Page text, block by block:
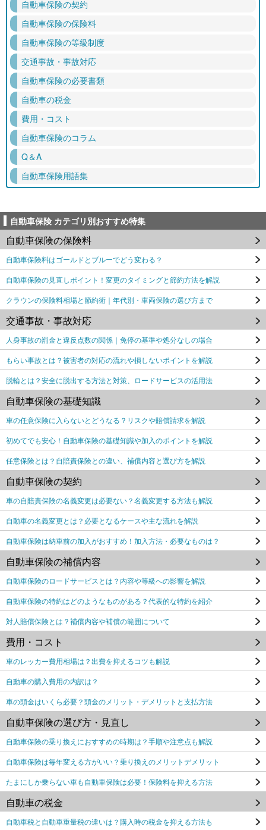
自動車保険の契約
自動車保険の保険料
自動車保険の等級制度
交通事故・事故対応
自動車保険の必要書類
自動車の税金
費用・コスト
自動車保険のコラム
Q＆A
自動車保険用語集
自動車保険 カテゴリ別おすすめ特集
自動車保険の保険料
自動車保険料はゴールドとブルーでどう変わる？
自動車保険の見直しポイント！変更のタイミングと節約方法を解説
クラウンの保険料相場と節約術｜年代別・車両保険の選び方まで
交通事故・事故対応
人身事故の罰金と違反点数の関係｜免停の基準や処分なしの場合
もらい事故とは？被害者の対応の流れや損しないポイントを解説
脱輪とは？安全に脱出する方法と対策、ロードサービスの活用法
自動車保険の基礎知識
車の任意保険に入らないとどうなる？リスクや賠償請求を解説
初めてでも安心！自動車保険の基礎知識や加入のポイントを解説
任意保険とは？自賠責保険との違い、補償内容と選び方を解説
自動車保険の契約
車の自賠責保険の名義変更は必要ない？名義変更する方法も解説
自動車の名義変更とは？必要となるケースや主な流れを解説
自動車保険は納車前の加入がおすすめ！加入方法・必要なものは？
自動車保険の補償内容
自動車保険のロードサービスとは？内容や等級への影響を解説
自動車保険の特約はどのようなものがある？代表的な特約を紹介
対人賠償保険とは？補償内容や補償の範囲について
費用・コスト
車のレッカー費用相場は？出費を抑えるコツも解説
自動車の購入費用の内訳は？
車の頭金はいくら必要？頭金のメリット・デメリットと支払方法
自動車保険の選び方・見直し
自動車保険の乗り換えにおすすめの時期は？手順や注意点も解説
自動車保険は毎年変える方がいい？乗り換えのメリットデメリット
たまにしか乗らない車も自動車保険は必要！保険料を抑える方法
自動車の税金
自動車税と自動車重量税の違いは？購入時の税金を抑える方法も